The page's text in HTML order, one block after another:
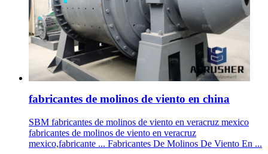
fabricantes de molinos de viento en china
SBM fabricantes de molinos de viento en veracruz mexico
fabricantes de molinos de viento en veracruz
mexico,fabricante ... Fabricantes De Molinos De Viento En ...